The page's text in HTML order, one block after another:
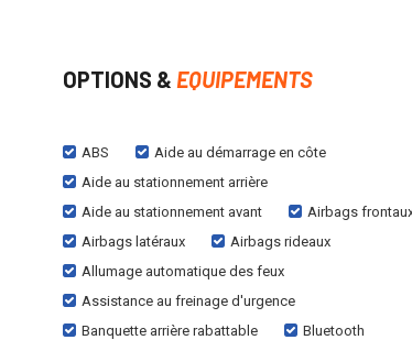
OPTIONS & EQUIPEMENTS
ABS
Aide au démarrage en côte
Aide au stationnement arrière
Aide au stationnement avant
Airbags
Airbags latéraux
Airbags rideaux
Allumage automatique des feux
Assistance au freinage d'urgence
Banquette arrière rabattable
Bluetooth